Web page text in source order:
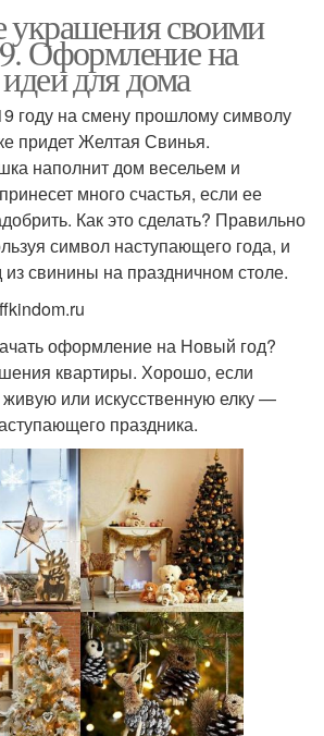
украшения своими
Оформление на
для дома
году на смену прошлому символу
придет Желтая Свинья.
наполнит дом весельем и
много счастья, если ее
Как это сделать? Правильно
символ наступающего года, и
из свинины на праздничном столе.
оформление на Новый год?
квартиры. Хорошо, если
или искусственную елку —
праздника.